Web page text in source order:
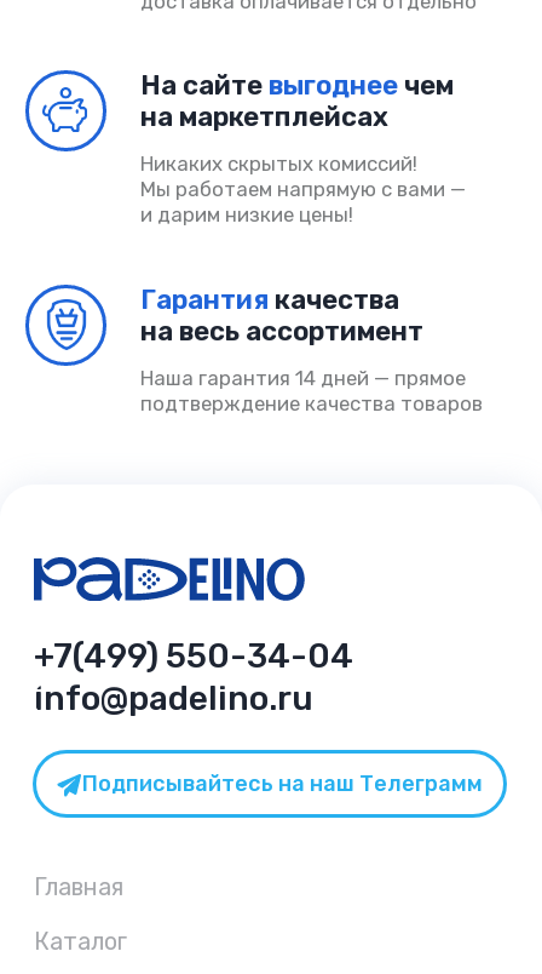
Политика конфиденциальности
© PADELINO 2026
ИП Шмакова Алина Владимировна
ОГРНИП 325080000034032
ИНН 504318685090